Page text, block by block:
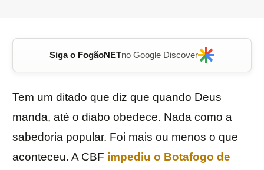
Siga o FogãoNETno Google Discover
Tem um ditado que diz que quando Deus
manda, até o diabo obedece. Nada como a
sabedoria popular. Foi mais ou menos o que
aconteceu. A CBF impediu o Botafogo de